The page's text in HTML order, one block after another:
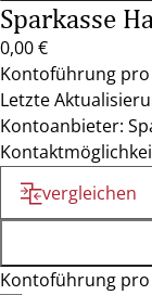
Sparkasse
0,00 €
Kontoführung
Letzte
Kontoanbieter:
vergleichen
Kontoführung